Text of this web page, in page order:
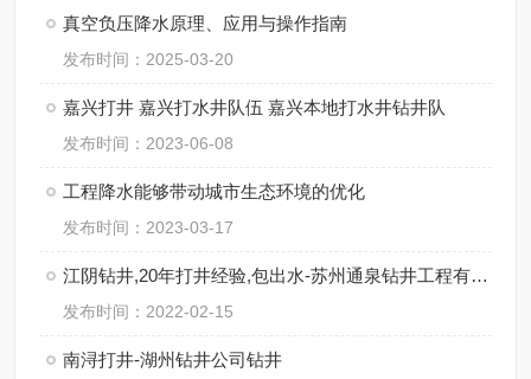
真空负压降水原理、应用与操作指南
发布时间：2025-03-20
嘉兴打井 嘉兴打水井队伍 嘉兴本地打水井钻井队
发布时间：2023-06-08
工程降水能够带动城市生态环境的优化
发布时间：2023-03-17
江阴钻井,20年打井经验,包出水-苏州通泉钻井工程有限公司
发布时间：2022-02-15
南浔打井-湖州钻井公司钻井